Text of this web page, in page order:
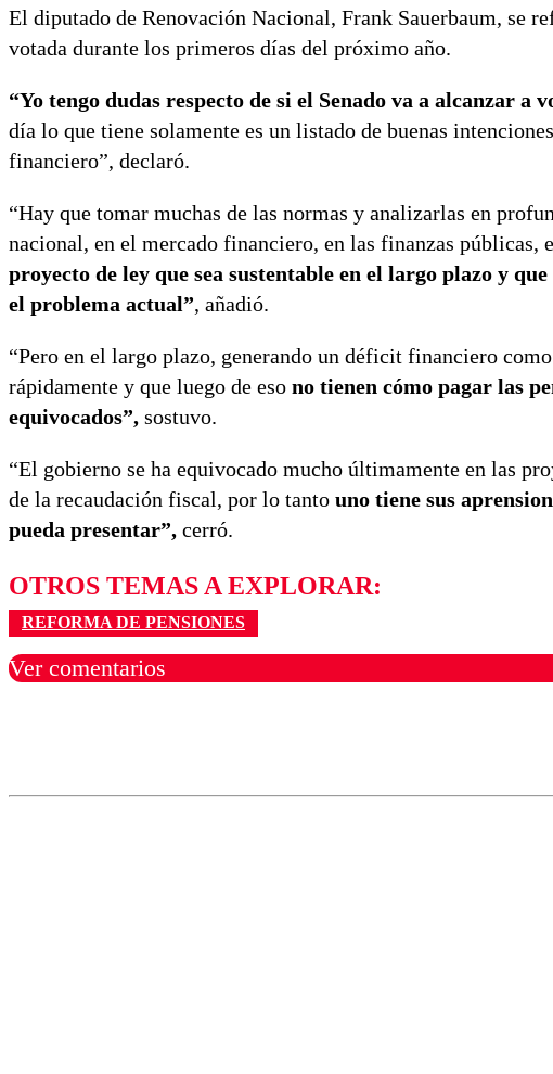
El diputado de Renovación Nacional, Frank Sauerbaum, se
votada durante los primeros días del próximo año.
“Yo tengo dudas respecto de si el Senado va a alcanzar a
día lo que tiene solamente es un listado de buenas
financiero”, declaró.
“Hay que tomar muchas de las normas y analizarlas en
nacional, en el mercado financiero, en las finanzas
proyecto de ley que sea sustentable en el largo plazo y
el problema actual”, añadió.
“Pero en el largo plazo, generando un déficit financiero
rápidamente y que luego de eso no tienen cómo pagar las
equivocados”, sostuvo.
“El gobierno se ha equivocado mucho últimamente en las
de la recaudación fiscal, por lo tanto uno tiene sus
pueda presentar”, cerró.
OTROS TEMAS A EXPLORAR:
REFORMA DE PENSIONES
Ver comentarios